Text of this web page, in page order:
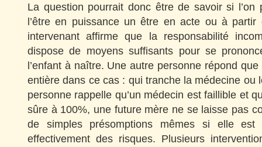
La question pourrait donc être de savoir si l’on
l’être en puissance un être en acte ou à
intervenant affirme que la responsabilité
dispose de moyens suffisants pour se
l’enfant à naître. Une autre personne répond
entière dans ce cas : qui tranche la médecine ou
personne rappelle qu’un médecin est faillible et
sûre à 100%, une future mère ne se laisse pas
de simples présomptions mêmes si elle est
effectivement des risques. Plusieurs